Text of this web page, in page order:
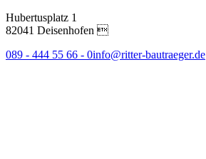
Hubertusplatz 1
82041 Deisenhofen 
089 - 444 55 66 - 0info@ritter-bautraeger.de